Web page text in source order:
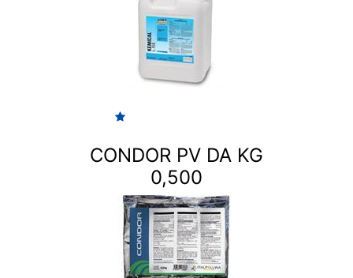
CONDOR PV DA KG
0,500